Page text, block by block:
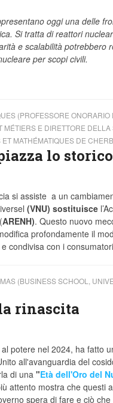
oggi una delle
Si tratta di reattori
e scalabilità potrebbero
per scopi civili.
(PROFESSORE ONORARIO
E DIRETTORE DELLA
MATHÉMATIQUES DE
lo storico
si assiste a un
(VNU) sostituisce
ARENH). Questo nuovo
profondamente il
condivisa con i
(BUSINESS SCHOOL,
rinascita
potere nel 2024, ha fatto
all'avanguardia del
di una"Età dell'Oro del
attento mostra che questi
spera di fare e ciò